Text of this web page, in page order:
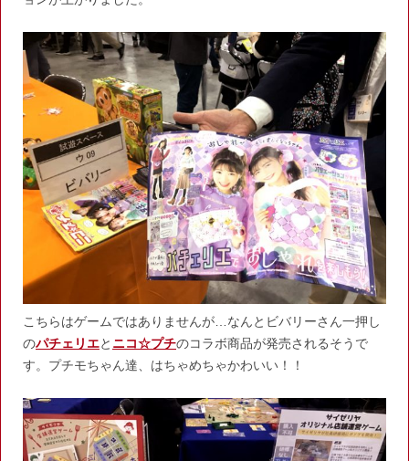
こちらはゲームではありませんが…なんとビバリーさん一押し
のパチェリエと ニコ☆プチのコラボ商品が発売されるそうで
す。プチモちゃん達、はちゃめちゃかわいい！！